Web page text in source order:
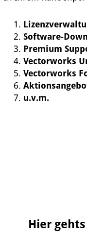
Software-
Premium
Vectorworks
Vectorworks
u.v.m.
Hier